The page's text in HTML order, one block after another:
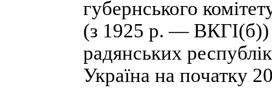
губернського
(з 1925 р. — ВКГІ(б))
радянських
Україна на початку